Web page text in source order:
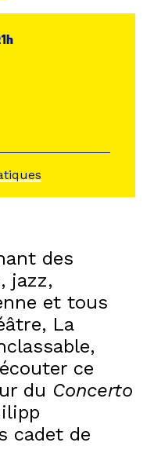
des
jazz,
et tous
La
ce
du Concerto
cadet de